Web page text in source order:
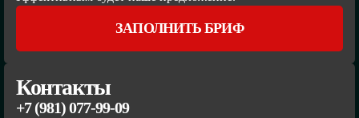
ЗАПОЛНИТЬ БРИФ
Контакты
+7 (981) 077-99-09